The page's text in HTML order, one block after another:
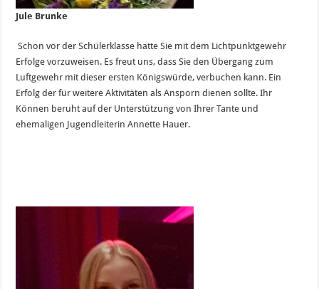
Jule Brunke
Schon vor der Schülerklasse hatte Sie mit dem Lichtpunktgewehr
Erfolge vorzuweisen. Es freut uns, dass Sie den Übergang zum
Luftgewehr mit dieser ersten Königswürde, verbuchen kann. Ein
Erfolg der für weitere Aktivitäten als Ansporn dienen sollte. Ihr
Können beruht auf der Unterstützung von Ihrer Tante und
ehemaligen Jugendleiterin Annette Hauer.